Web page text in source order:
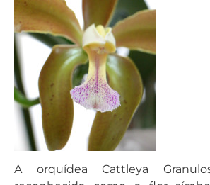
A orquídea Cattleya